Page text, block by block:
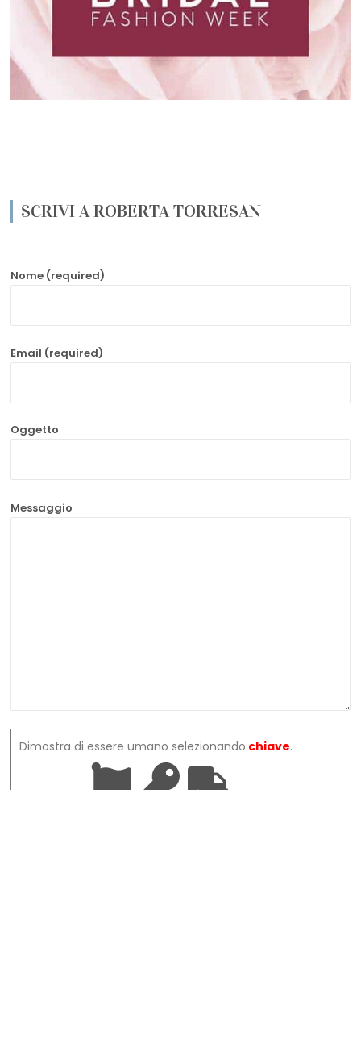
SCRIVI A ROBERTA TORRESAN
Nome (required)
Email (required)
Oggetto
Messaggio
Dimostra di essere umano selezionando chiave.